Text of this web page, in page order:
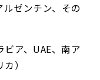
ゼンチン、その
ア、UAE、南ア
）